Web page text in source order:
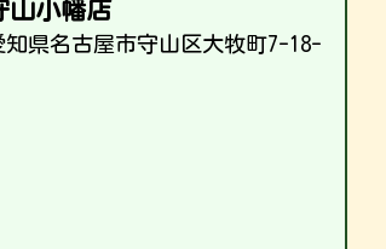
山小幡店
知県名古屋市守山区大牧町7-18-